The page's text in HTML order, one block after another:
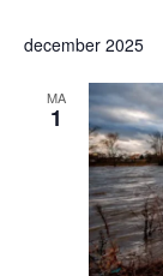
december 2025
MA
1